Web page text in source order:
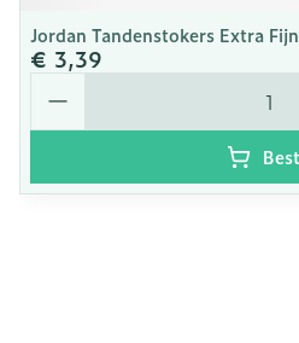
Jordan Tandenstokers Extra
€ 3,39
Aantal